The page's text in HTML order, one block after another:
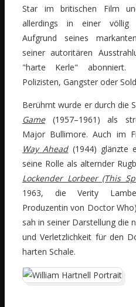
Star im britischen Film
allerdings in einer völlig
Aufgrund seines
seiner autoritären
"harte Kerle"
Polizisten, Gangster oder
Berühmt wurde er durch die
Game(1957–1961) als
Major Bullimore. Auch im
Way Ahead(1944) glänzte
seine Rolle als alternder
Lockender Lorbeer (This
1963, die Verity
Produzentin von Doctor
sah in seiner Darstellung die
und Verletzlichkeit für den
harten Schale.